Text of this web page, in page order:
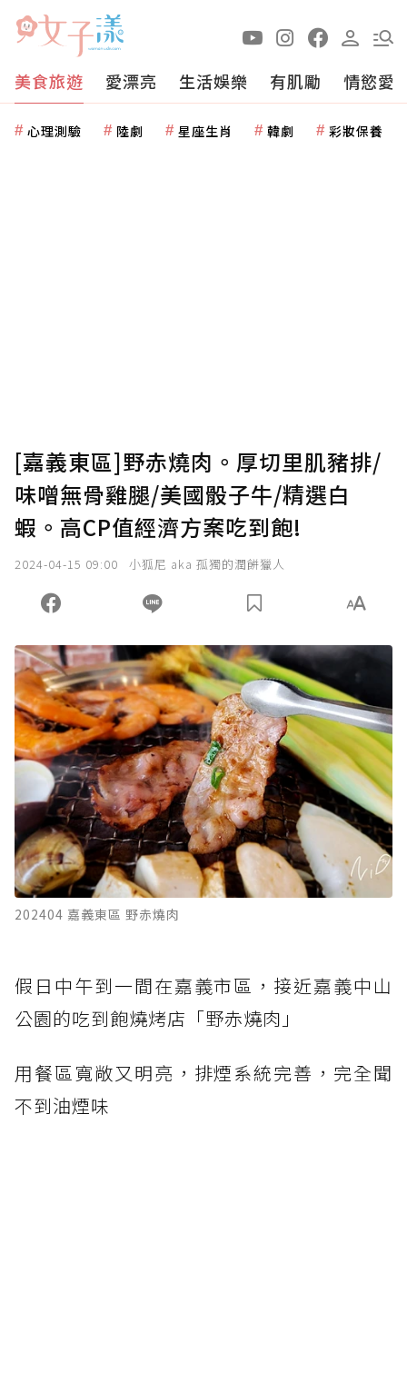
美食旅遊 愛漂亮 生活娛樂 有肌勵 情慾愛
心理測驗 陸劇 星座生肖 韓劇 彩妝保養
[嘉義東區]野赤燒肉。厚切里肌豬排/
味噌無骨雞腿/美國骰子牛/精選白
蝦。高CP值經濟方案吃到飽!
2024-04-15 09:00 小狐尼 aka 孤獨的潤餅獵人
202404 嘉義東區 野赤燒肉
假日中午到一間在嘉義市區，接近嘉義中山
公園的吃到飽燒烤店「野赤燒肉」
用餐區寬敞又明亮，排煙系統完善，完全聞
不到油煙味